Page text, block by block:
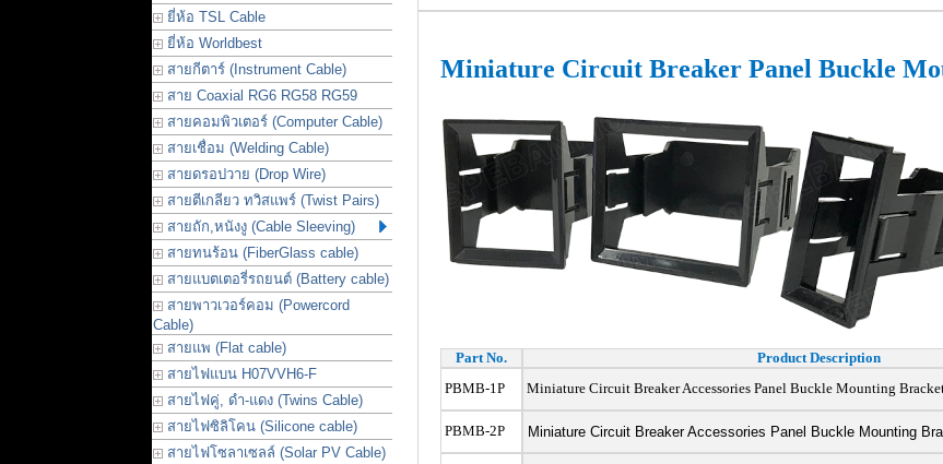
ยี่ห้อ TSL Cable
ยี่ห้อ Worldbest
สายกีตาร์ (Instrument Cable)
สาย Coaxial RG6 RG58 RG59
สายคอมพิวเตอร์ (Computer Cable)
สายเชื่อม (Welding Cable)
สายดรอปวาย (Drop Wire)
สายตีเกลียว ทวิสแพร์ (Twist Pairs)
สายถัก,หนังงู (Cable Sleeving)
สายทนร้อน (FiberGlass cable)
สายแบตเตอรี่รถยนต์ (Battery cable)
สายพาวเวอร์คอม (Powercord
Cable)
สายแพ (Flat cable)
สายไฟแบน H07VVH6-F
สายไฟคู่, ดำ-แดง (Twins Cable)
สายไฟซิลิโคน (Silicone cable)
สายไฟโซลาเซลล์ (Solar PV Cable)
Miniature Circuit Breaker Panel Buckle
Part No. Product Description
PBMB-1P
Miniature Circuit Breaker Accessories Panel Buckle Mounting
PBMB-2P
Miniature Circuit Breaker Accessories Panel Buckle Mounting